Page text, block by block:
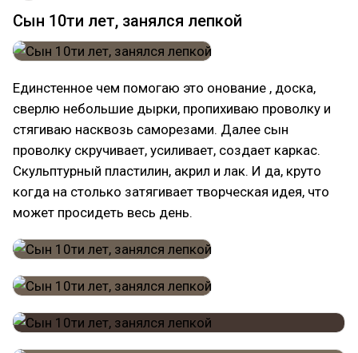
Сын 10ти лет, занялся лепкой
Единстенное чем помогаю это онование , доска,
сверлю небольшие дырки, пропихиваю проволку и
стягиваю насквозь саморезами. Далее сын
проволку скручивает, усиливает, создает каркас.
Скульптурный пластилин, акрил и лак. И да, круто
когда на столько затягивает творческая идея, что
может просидеть весь день.